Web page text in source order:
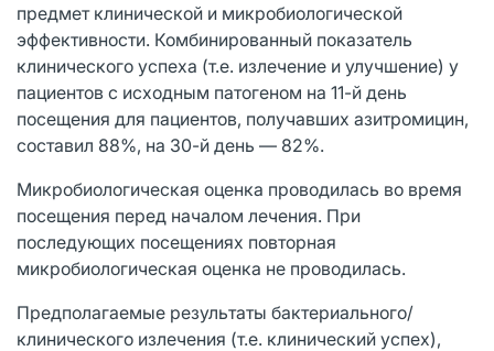
предмет клинической и микробиологической
эффективности. Комбинированный показатель
клинического успеха (т.е. излечение и улучшение) у
пациентов с исходным патогеном на 11-й день
посещения для пациентов, получавших азитромицин,
составил 88%, на 30-й день — 82%.
Микробиологическая оценка проводилась во время
посещения перед началом лечения. При
последующих посещениях повторная
микробиологическая оценка не проводилась.
Предполагаемые результаты бактериального/
клинического излечения (т.е. клинический успех),